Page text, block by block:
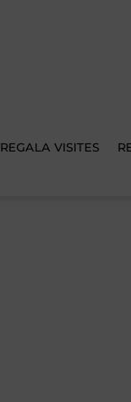
REGALA VISITES